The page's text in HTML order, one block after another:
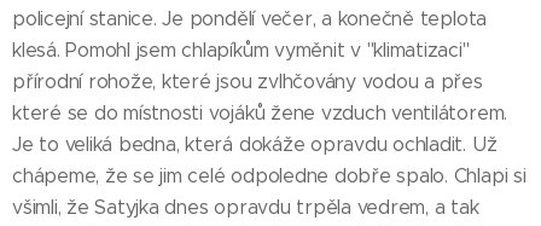
policejní stanice. Je pondělí večer, a konečně teplota
klesá. Pomohl jsem chlapíkům vyměnit v "klimatizaci"
přírodní rohože, které jsou zvlhčovány vodou a přes
které se do místnosti vojáků žene vzduch ventilátorem.
Je to veliká bedna, která dokáže opravdu ochladit. Už
chápeme, že se jim celé odpoledne dobře spalo. Chlapi si
všimli, že Satyjka dnes opravdu trpěla vedrem, a tak